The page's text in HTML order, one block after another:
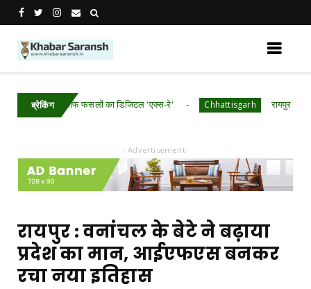
ब्रेकिंग
में खरीफ फसलों का डिजिटल 'एक्स-रे' Chhattisgarh रायपुर : मुख्यमंत्री
- Advertisement-
रायपुर : वनांचल के बेटे ने बढ़ाया
प्रदेश का मान, आईएफएस बनकर
रचा नया इतिहास